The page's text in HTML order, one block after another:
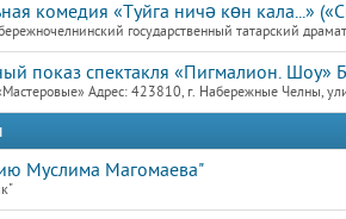
комедия «Туйга ничә көн кала...»
государственный татарский
показ спектакля «Пигмалион. Шоу»
Адрес: 423810, г. Набережные Челны,
Муслима Магомаева"